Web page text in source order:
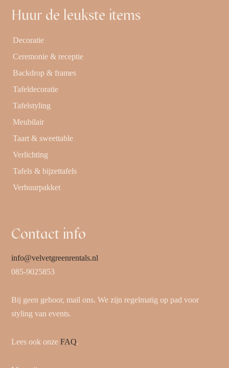
Huur de leukste items
Decoratie
Ceremonie & receptie
Backdrop & frames
Tafeldecoratie
Tafelstyling
Meubilair
Taart & sweettable
Verlichting
Tafels & bijzettafels
Verhuurpakket
Contact info
info@velvetgreenrentals.nl
085-9025853
Bij geen gehoor, mail ons. We zijn regelmatig op pad voor
styling van events.
Lees ook onzeFAQ.